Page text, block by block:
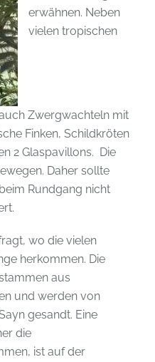
erwähnen. Neben
vielen tropischen
Zwergwachteln mit
Finken, Schildkröten
2 Glaspavillons. Die
Daher sollte
Rundgang nicht
wo die vielen
herkommen. Die
aus
und werden von
gesandt. Eine
die
ist auf der